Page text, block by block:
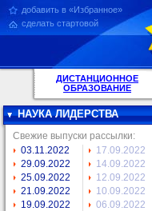
добавить в «Избранное»
сделать стартовой
ДИСТАНЦИОННОЕ
ОБРАЗОВАНИЕ
НАУКА ЛИДЕРСТВА
Свежие выпуски рассылки:
03.11.2022
29.09.2022
25.09.2022
21.09.2022
19.09.2022
17.09.2022
14.09.2022
12.09.2022
10.09.2022
06.09.2022